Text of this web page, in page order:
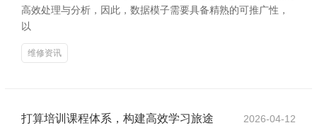
高效处理与分析，因此，数据模子需要具备精熟的可推广性，
以
维修资讯
打算培训课程体系，构建高效学习旅途 2026-04-12